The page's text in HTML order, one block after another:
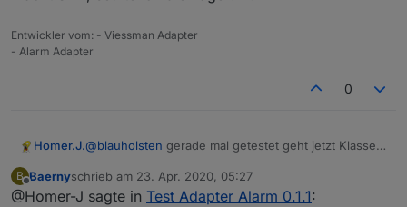
Entwickler vom: - Viessman Adapter
- Alarm Adapter
0
Homer.J.@blauholsten gerade mal getestet geht jetzt Klasse
nicht aktiviert ist wird trotzdem die Sleep List und die
Alarm list getriggert. Soll das so sein.
B
Offline
Baernyschrieb am 23. Apr. 2020, 05:27
zuletzt editiert von
@Homer-J sagte in Test Adapter Alarm 0.1.1: